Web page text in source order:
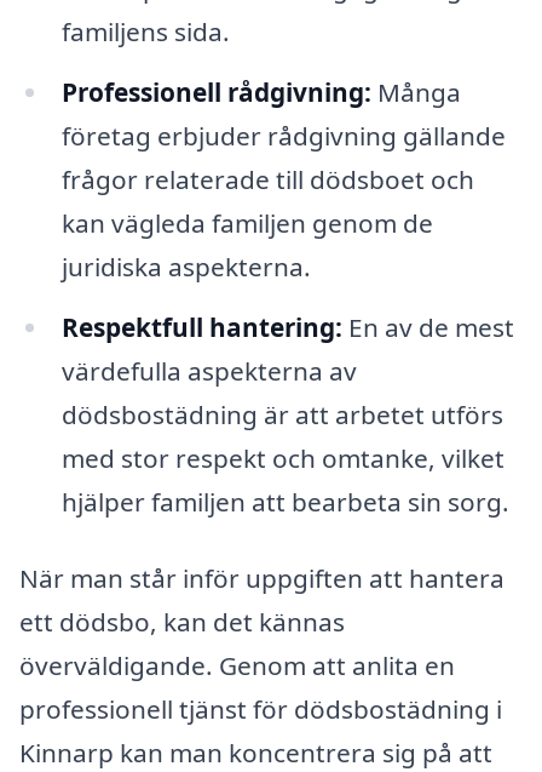
familjens sida.
Professionell rådgivning: Många
företag erbjuder rådgivning gällande
frågor relaterade till dödsboet och
kan vägleda familjen genom de
juridiska aspekterna.
Respektfull hantering: En av de mest
värdefulla aspekterna av
dödsbostädning är att arbetet utförs
med stor respekt och omtanke, vilket
hjälper familjen att bearbeta sin sorg.
När man står inför uppgiften att hantera
ett dödsbo, kan det kännas
överväldigande. Genom att anlita en
professionell tjänst för dödsbostädning i
Kinnarp kan man koncentrera sig på att